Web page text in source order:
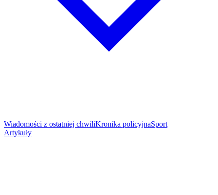
Wiadomości z ostatniej chwiliKronika policyjnaSport
Artykuły